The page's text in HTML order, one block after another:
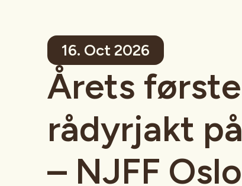
16. Oct 2026
Årets første
rådyrjakt
– NJFF